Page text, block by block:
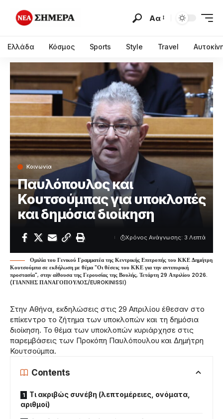
Αα
Ελλάδα Κόσμος Sports Style Travel
Κοινωνία
Παυλόπουλος και
Κουτσούμπας για υποκλοπές
και δημόσια διοίκηση
Χρόνος Ανάγνωσης: 3 Λεπτά
Ομιλία του Γενικού Γραμματέα της Κεντρικής Επιτροπής του ΚΚΕ Δημήτρη
Κουτσούμπα σε εκδήλωση με θέμα "Οι θέσεις του ΚΚΕ για την αντιπυρική
προστασία", στην αίθουσα της Γερουσίας της Βουλής, Τετάρτη 29 Απριλίου 2026.
(ΓΙΑΝΝΗΣ ΠΑΝΑΓΟΠΟΥΛΟΣ/EUROKINISSI)
Στην Αθήνα, εκδηλώσεις στις 29 Απριλίου έθεσαν στο
επίκεντρο το ζήτημα των υποκλοπών και τη δημόσια
διοίκηση. Το θέμα των υποκλοπών κυριάρχησε στις
παρεμβάσεις των Προκόπη Παυλόπουλου και Δημήτρη
Κουτσούμπα.
Contents
Τι ακριβώς συνέβη (λεπτομέρειες, ονόματα,
αριθμοί)